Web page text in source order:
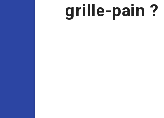
grille-pain ?